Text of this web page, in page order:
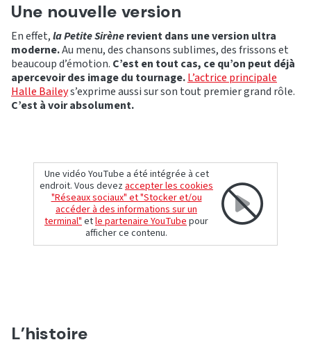
Une nouvelle version
En effet,la Petite Sirènerevient dans une version ultra
moderne.Au menu, des chansons sublimes, des frissons et
beaucoup d’émotion. C’est en tout cas, ce qu’on peut déjà
apercevoir des image du tournage.L’actrice principale
Halle Baileys’exprime aussi sur son tout premier grand rôle.
C’est à voir absolument.
Une vidéo YouTube a été intégrée à cet
endroit. Vous devezaccepter les cookies
"Réseaux sociaux" et "Stocker et/ou
accéder à des informations sur un
terminal"etle partenaire YouTubepour
afficher ce contenu.
L’histoire